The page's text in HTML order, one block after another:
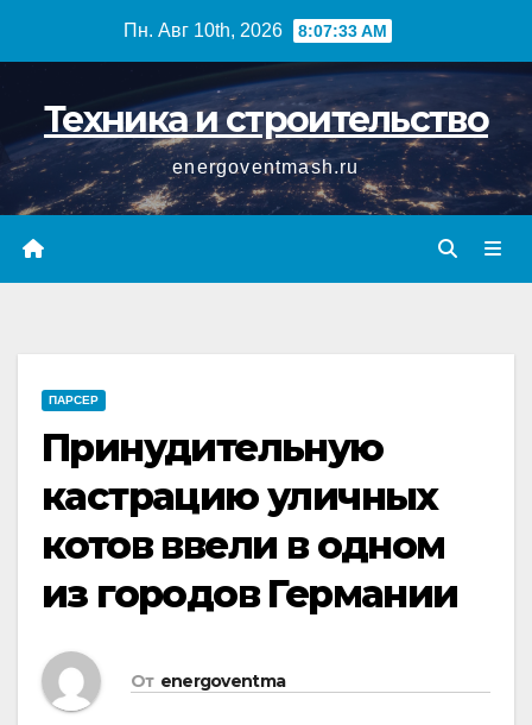
Пн. Авг 10th, 2026 8:07:34 AM
Техника и строительство
energoventmash.ru
ПАРСЕР
Принудительную
кастрацию уличных
котов ввели в одном
из городов Германии
От energoventma